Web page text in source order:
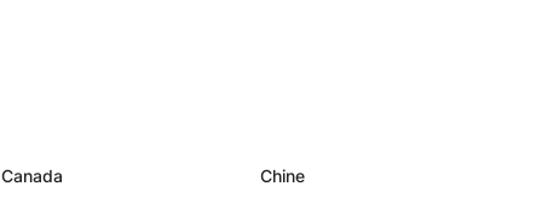
Canada Chine